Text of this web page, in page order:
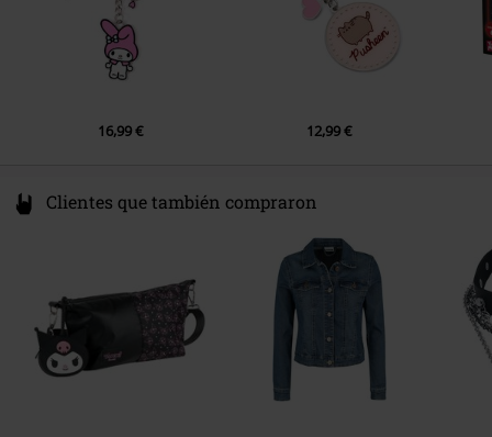
16,99 € 12,99 €
Clientes que también compraron